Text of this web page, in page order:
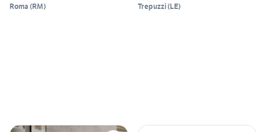
Roma (RM) Trepuzzi(LE)